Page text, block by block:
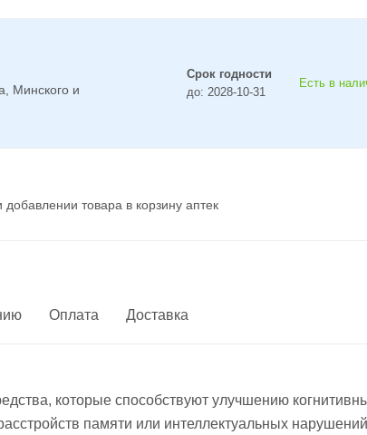
Минского и
Срок годности
до: 2028-10-31
Есть в
товара в корзину аптек
Оплата Доставка
которые способствуют улучшению
памяти или интеллектуальных